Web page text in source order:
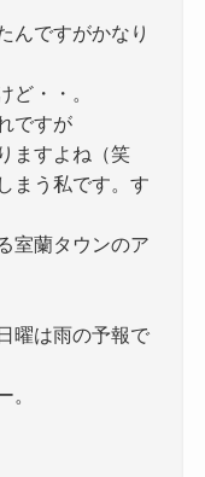
んですがかなり
ど・・。
ですが
ますよね（笑
まう私です。す
室蘭タウンのア
曜は雨の予報で
。